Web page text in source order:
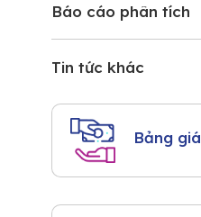
Báo cáo phân tích
Tin tức khác
Bảng giá